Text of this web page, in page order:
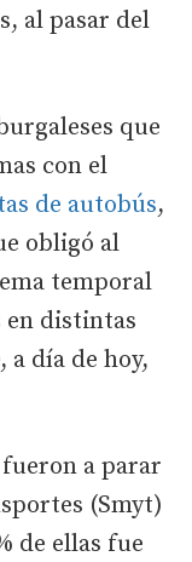
al pasar del
que
con el
de autobús,
obligó al
temporal
en distintas
a día de hoy,
a parar
(Smyt)
de ellas fue